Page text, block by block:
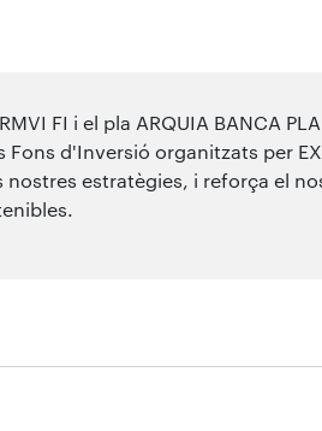
FI i el pla ARQUIA BANCA
Fons d'Inversió organitzats per
nostres estratègies, i reforça el